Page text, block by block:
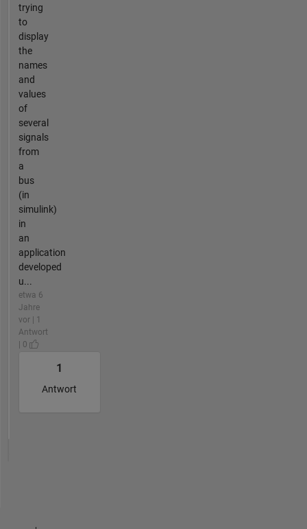
trying
to
display
the
names
and
values
of
several
signals
from
a
bus
(in
simulink)
in
an
application
developed
u...
etwa 6
Jahre
vor | 1
Antwort
| 0
1
Antwort